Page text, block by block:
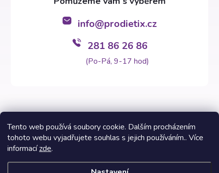
Tento web používá soubory cookie. Dalším procházením
tohoto webu vyjadřujete souhlas s jejich používáním.. Více
informacízde.
info@prodietix.cz
281 86 26 86
(Po-Pá, 9-17 hod)
Vytvořil Shoptet Premium
Copyright 2026 Prodietix e-shop . Všechna práva vyhrazena.